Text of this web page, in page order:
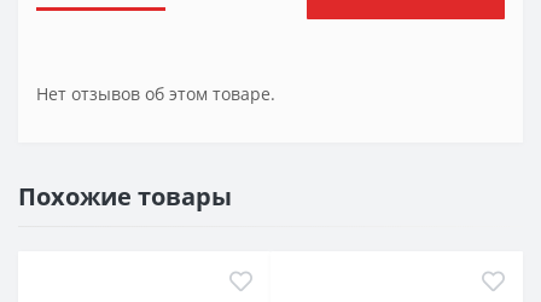
Нет отзывов об этом товаре.
Похожие товары